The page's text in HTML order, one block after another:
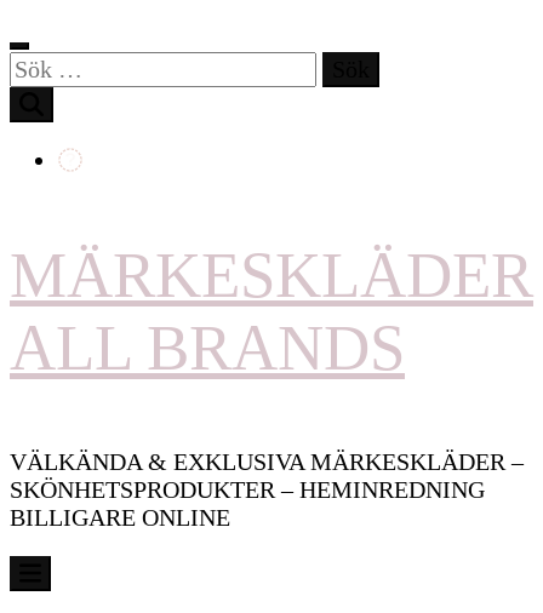
Sök
efter:
MÄRKESKLÄDER
ALL BRANDS
VÄLKÄNDA & EXKLUSIVA MÄRKESKLÄDER –
SKÖNHETSPRODUKTER – HEMINREDNING
BILLIGARE ONLINE